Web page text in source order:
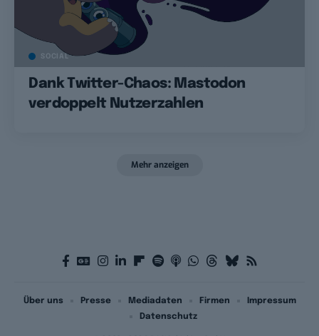
SOCIAL
Dank Twitter-Chaos: Mastodon
verdoppelt Nutzerzahlen
Mehr anzeigen
Über uns Presse Mediadaten Firmen
Impressum
Datenschutz